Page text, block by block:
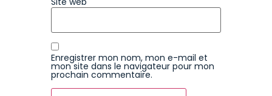
Enregistrer mon nom, mon e-mail et
mon site dans le navigateur pour mon
prochain commentaire.